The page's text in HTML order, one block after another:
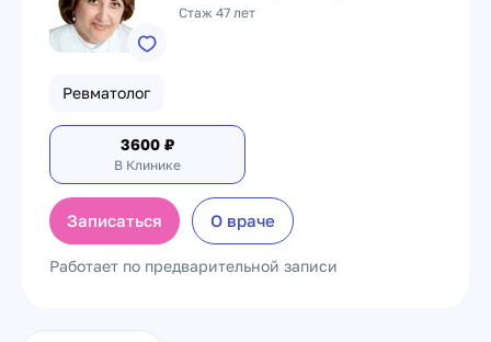
Стаж 47 лет
Ревматолог
3600 ₽
В Клинике
Записаться О враче
Работает по предварительной записи